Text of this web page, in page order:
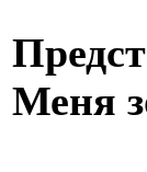
Меня